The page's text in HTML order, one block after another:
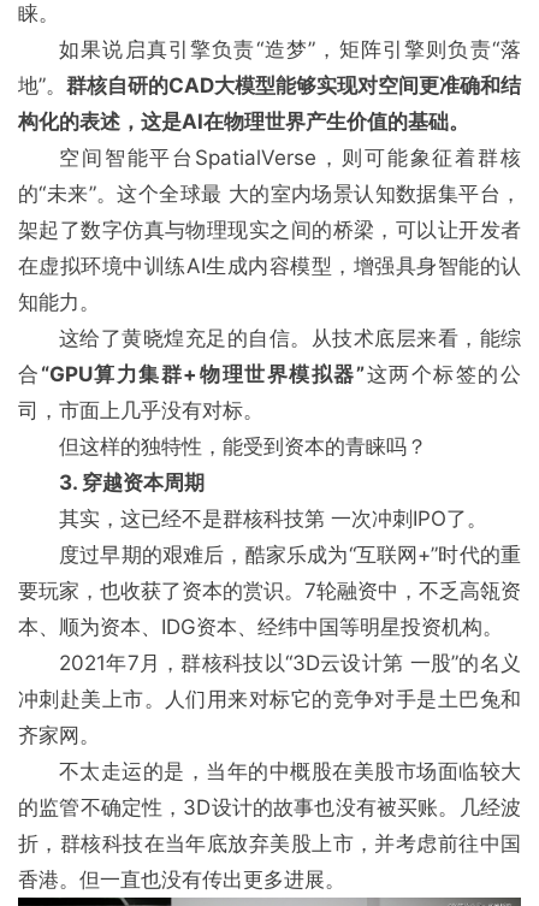
睐。
如果说启真引擎负责“造梦”，矩阵引擎则负责“落
地”。 群核自研的CAD大模型能够实现对空间更准确和结
构化的表述，这是AI在物理世界产生价值的基础。
空间智能平台SpatialVerse，则可能象征着群核
的“未来”。这个全球最 大的室内场景认知数据集平台，
架起了数字仿真与物理现实之间的桥梁，可以让开发者
在虚拟环境中训练AI生成内容模型，增强具身智能的认
知能力。
这给了黄晓煌充足的自信。从技术底层来看，能综
合 “GPU算力集群+物理世界模拟器”这两个标签的公
司，市面上几乎没有对标。
但这样的独特性，能受到资本的青睐吗？
3. 穿越资本周期
其实，这已经不是群核科技第 一次冲刺IPO了。
度过早期的艰难后，酷家乐成为“互联网+”时代的重
要玩家，也收获了资本的赏识。7轮融资中，不乏高瓴资
本、顺为资本、IDG资本、经纬中国等明星投资机构。
2021年7月，群核科技以“3D云设计第 一股”的名义
冲刺赴美上市。人们用来对标它的竞争对手是土巴兔和
齐家网。
不太走运的是，当年的中概股在美股市场面临较大
的监管不确定性，3D设计的故事也没有被买账。几经波
折，群核科技在当年底放弃美股上市，并考虑前往中国
香港。但一直也没有传出更多进展。